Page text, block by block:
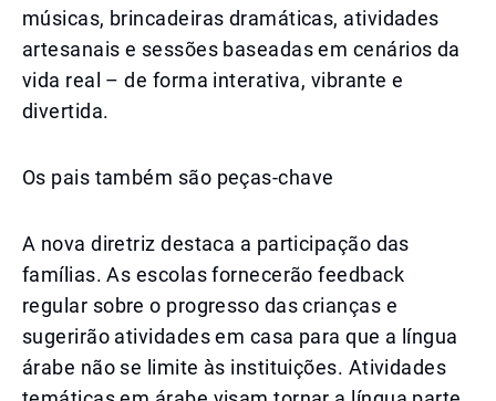
músicas, brincadeiras dramáticas, atividades
artesanais e sessões baseadas em cenários da
vida real – de forma interativa, vibrante e
divertida.
Os pais também são peças-chave
A nova diretriz destaca a participação das
famílias. As escolas fornecerão feedback
regular sobre o progresso das crianças e
sugerirão atividades em casa para que a língua
árabe não se limite às instituições. Atividades